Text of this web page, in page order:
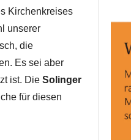
Kirchenkreises
unserer
die
Es sei aber
ist. Die Solinger
für diesen